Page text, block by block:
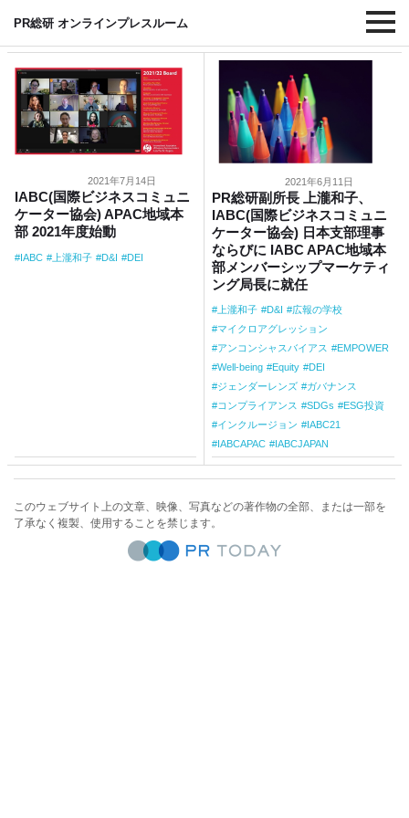
PR総研 オンラインプレスルーム
#DEI
2021年7月14日
IABC(国際ビジネスコミュニ
ケーター協会) APAC地域本
部 2021年度始動
IABC 上瀧和子 D&I DEI
2021年6月11日
PR総研副所長 上瀧和子、
IABC(国際ビジネスコミュニ
ケーター協会) 日本支部理事
ならびに IABC APAC地域本
部メンバーシップマーケティ
ング局長に就任
上瀧和子 D&I
広報の学校
マイクロアグレッション
アンコンシャスバイアス
EMPOWER
Well-being
Equity
DEI
ジェンダーレンズ
ガバナンス
コンプライアンス
SDGs
ESG投資
インクルージョン
IABC21
IABCAPAC
IABCJAPAN
このウェブサイト上の文章、映像、写真などの著作物の全部、または一部を
了承なく複製、使用することを禁じます。